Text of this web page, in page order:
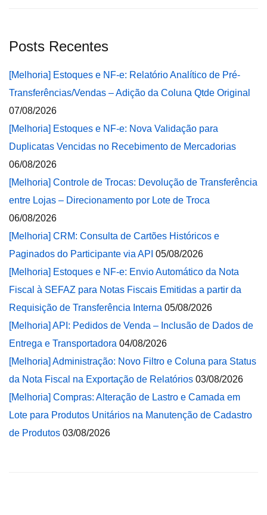
Posts Recentes
[Melhoria] Estoques e NF-e: Relatório Analítico de Pré-
Transferências/Vendas – Adição da Coluna Qtde Original
07/08/2026
[Melhoria] Estoques e NF-e: Nova Validação para
Duplicatas Vencidas no Recebimento de Mercadorias
06/08/2026
[Melhoria] Controle de Trocas: Devolução de Transferência
entre Lojas – Direcionamento por Lote de Troca
06/08/2026
[Melhoria] CRM: Consulta de Cartões Históricos e
Paginados do Participante via API 05/08/2026
[Melhoria] Estoques e NF-e: Envio Automático da Nota
Fiscal à SEFAZ para Notas Fiscais Emitidas a partir da
Requisição de Transferência Interna 05/08/2026
[Melhoria] API: Pedidos de Venda – Inclusão de Dados de
Entrega e Transportadora 04/08/2026
[Melhoria] Administração: Novo Filtro e Coluna para Status
da Nota Fiscal na Exportação de Relatórios 03/08/2026
[Melhoria] Compras: Alteração de Lastro e Camada em
Lote para Produtos Unitários na Manutenção de Cadastro
de Produtos 03/08/2026